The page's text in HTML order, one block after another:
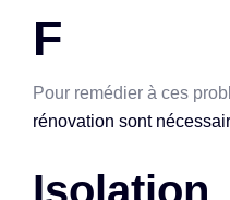
F
Pour remédier à ces
rénovation sont